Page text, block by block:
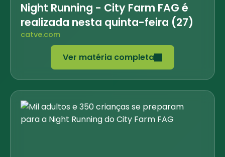
Night Running - City Farm FAG é
realizada nesta quinta-feira (27)
catve.com
Ver matéria completa